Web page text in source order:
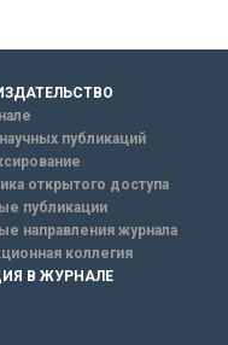
публикаций
открытого доступа
публикации
направления журнала
коллегия
В ЖУРНАЛЕ